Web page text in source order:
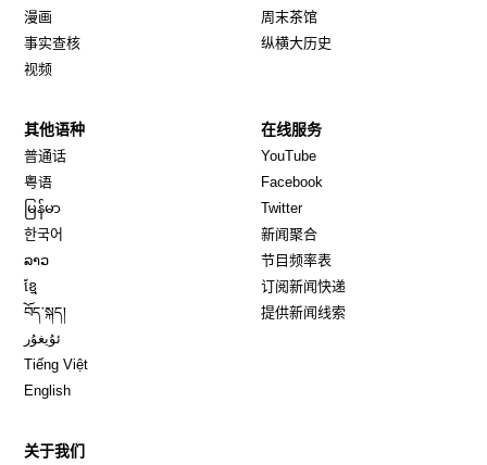
漫画
事实查核
视频
周末茶馆
纵横大历史
其他语种
普通话
粤语
မြန်မာ
한국어
ລາວ
ខ្មែ
བོད་སྐད།
ئۇيغۇر
Tiếng Việt
English
在线服务
YouTube
Facebook
TwitterOpens in new window
新闻聚合
节目频率表
订阅新闻快递
提供新闻线索
关于我们